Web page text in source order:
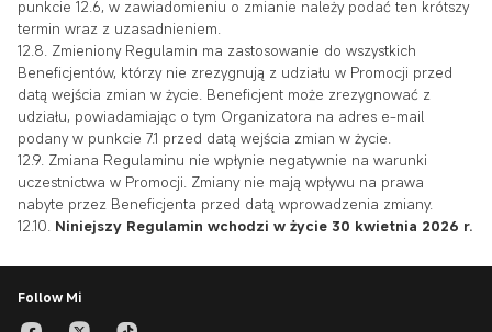
punkcie 12.6, w zawiadomieniu o zmianie należy podać ten krótszy
termin wraz z uzasadnieniem.
12.8. Zmieniony Regulamin ma zastosowanie do wszystkich
Beneficjentów, którzy nie zrezygnują z udziału w Promocji przed
datą wejścia zmian w życie. Beneficjent może zrezygnować z
udziału, powiadamiając o tym Organizatora na adres e-mail
podany w punkcie 7.1 przed datą wejścia zmian w życie.
12.9. Zmiana Regulaminu nie wpłynie negatywnie na warunki
uczestnictwa w Promocji. Zmiany nie mają wpływu na prawa
nabyte przez Beneficjenta przed datą wprowadzenia zmiany.
12.10. Niniejszy Regulamin wchodzi w życie 30 kwietnia 2026 r.
Follow Mi